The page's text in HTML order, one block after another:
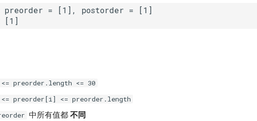
preorder.length <= 30
<= preorder[i] <= preorder.length
中所有值都 不同